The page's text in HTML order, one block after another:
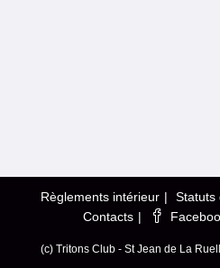
Règlements intérieur Statuts
Contacts
(c) Tritons Club - St Jean de La